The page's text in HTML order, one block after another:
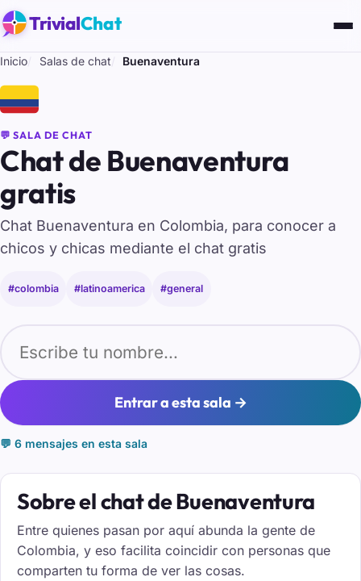
TrivialChat
Inicio Salas de chat Buenaventura
🇨🇴
💬 SALA DE CHAT
Chat de Buenaventura
gratis
Chat Buenaventura en Colombia, para conocer a
chicos y chicas mediante el chat gratis
#colombia #latinoamerica #general
Entrar a esta sala →
💬 6 mensajes en esta sala
Sobre el chat de Buenaventura
Entre quienes pasan por aquí abunda la gente de
Colombia, y eso facilita coincidir con personas que
comparten tu forma de ver las cosas.